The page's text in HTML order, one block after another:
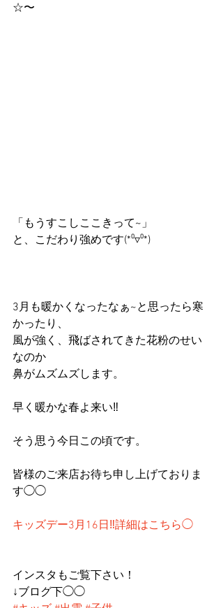
☆〜
「もうすこしここきって~」
と、こだわり強めです(*⁰▿⁰*)
3月も暖かくなったなぁ~と思ったら寒
かったり、
風が強く、飛ばされてきた花粉のせい
なのか
鼻がムズムズします。
早く暖かな春よ来い‼︎
そう思う今日この頃です。
皆様のご来店お待ち申し上げておりま
す◯◯
キッズデー3月16日‼︎詳細はこちら◯
インスタもご覧下さい！
↓ブログ下◯◯